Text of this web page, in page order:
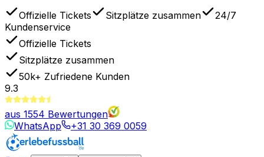
Offizielle Tickets Sitzplätze zusammen
24/7
Kundenservice
Offizielle Tickets
Sitzplätze zusammen
50k+ Zufriedene Kunden
9.3
aus 1554 Bewertungen
WhatsApp
+31 30 369 0059